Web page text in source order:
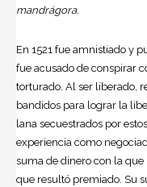
mandrágora.
En 1521 fue amnistiado y
fue acusado de conspirar
torturado. Al ser liberado,
bandidos para lograr la
lana secuestrados por
experiencia como
suma de dinero con la
que resultó premiado. Su